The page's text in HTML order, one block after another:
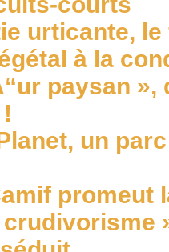
urticante,
à la
paysan
un
promeut
crudivorisme